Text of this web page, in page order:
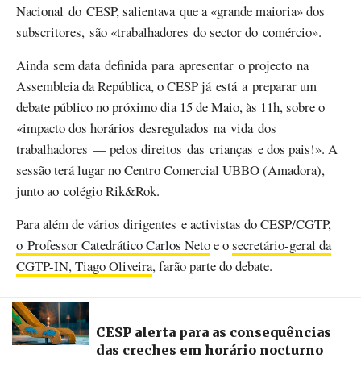
Nacional do CESP, salientava que a «grande maioria» dos
subscritores, são «trabalhadores do sector do comércio».
Ainda sem data definida para apresentar o projecto na
Assembleia da República, o CESP já está a preparar um
debate público no próximo dia 15 de Maio, às 11h, sobre o
«impacto dos horários desregulados na vida dos
trabalhadores — pelos direitos das crianças e dos pais!». A
sessão terá lugar no Centro Comercial UBBO (Amadora),
junto ao colégio Rik&Rok.
Para além de vários dirigentes e activistas do CESP/CGTP,
o Professor Catedrático Carlos Netoe osecretário-geral da
CGTP-IN, Tiago Oliveira, farão parte do debate.
CESP alerta para as consequências
das creches em horário nocturno